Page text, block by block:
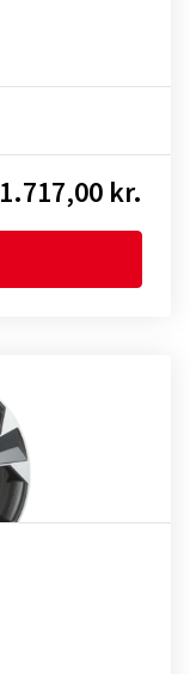
1.717,00 kr.